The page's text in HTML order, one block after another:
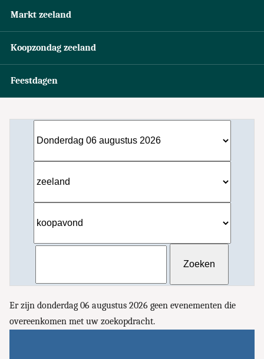
Markt zeeland
Koopzondag zeeland
Feestdagen
Er zijn donderdag 06 augustus 2026 geen evenementen die
overeenkomen met uw zoekopdracht.